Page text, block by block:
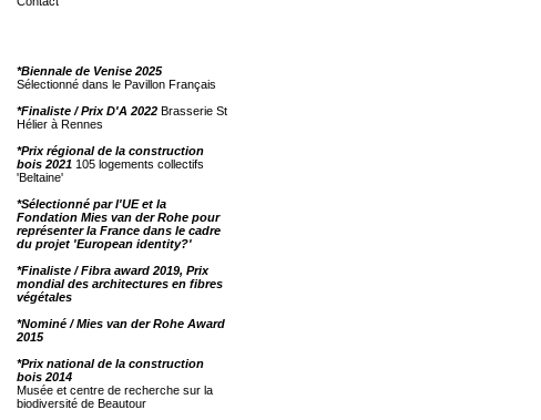
*Biennale de Venise 2025
Sélectionné dans le Pavillon Français
*Finaliste / Prix D'A 2022 Brasserie St
Hélier à Rennes
*Prix régional de la construction
bois 2021 105 logements collectifs
'Beltaine'
*Sélectionné par l'UE et la
Fondation Mies van der Rohe pour
représenter la France dans le cadre
du projet 'European identity?'
*Finaliste / Fibra award 2019, Prix
mondial des architectures en fibres
végétales
*Nominé / Mies van der Rohe Award
2015
*Prix national de la construction
bois 2014
Musée et centre de recherche sur la
biodiversité de Beautour